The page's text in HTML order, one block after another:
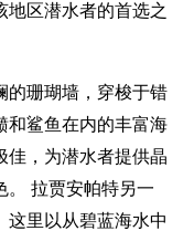
地区潜水者的首选之
的珊瑚墙，穿梭于错
和鲨鱼在内的丰富海
佳，为潜水者提供晶
。 拉贾安帕特另一
这里以从碧蓝海水中